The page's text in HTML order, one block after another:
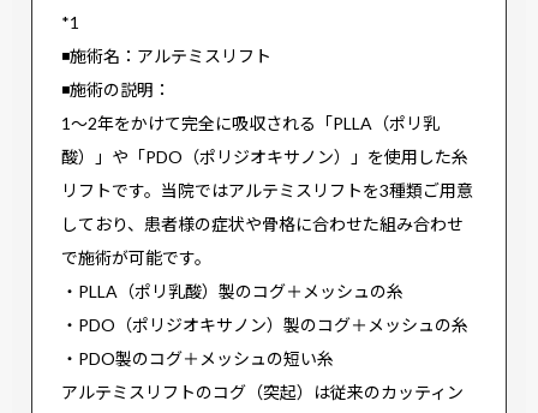
*1
◾️施術名：アルテミスリフト
◾️施術の説明：
1〜2年をかけて完全に吸収される「PLLA（ポリ乳
酸）」や「PDO（ポリジオキサノン）」を使用した糸
リフトです。当院ではアルテミスリフトを3種類ご用意
しており、患者様の症状や骨格に合わせた組み合わせ
で施術が可能です。
・PLLA（ポリ乳酸）製のコグ＋メッシュの糸
・PDO（ポリジオキサノン）製のコグ＋メッシュの糸
・PDO製のコグ＋メッシュの短い糸
アルテミスリフトのコグ（突起）は従来のカッティン